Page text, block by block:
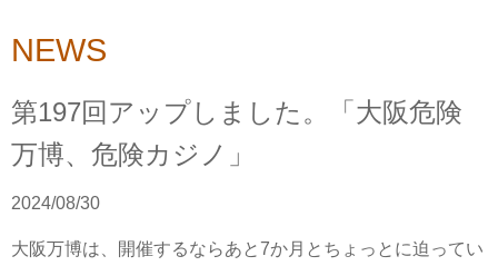
NEWS
第197回アップしました。「大阪危険
万博、危険カジノ」
2024/08/30
大阪万博は、開催するならあと7か月とちょっとに迫ってい